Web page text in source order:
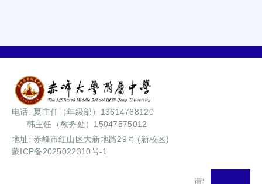
电话: 夏主任（年级部）13614768120
韩主任（教务处）15047575012
地址: 赤峰市红山区大新地路29号 (新校区)
蒙ICP备2025022310号-1